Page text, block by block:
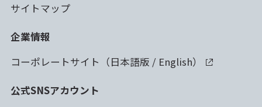
サイトマップ
企業情報
コーポレートサイト（日本語版 / English）
公式SNSアカウント